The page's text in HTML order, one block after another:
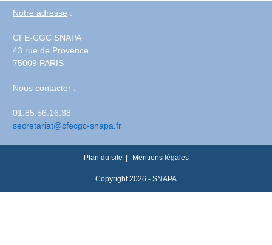
Notre adresse :
CFE-CGC SNAPA
43 rue de Provence
75009 PARIS
Nous contacter :
01.85.56.16.38
secretariat@cfecgc-snapa.fr
Plan du site Mentions légales
Copyright 2026 - SNAPA